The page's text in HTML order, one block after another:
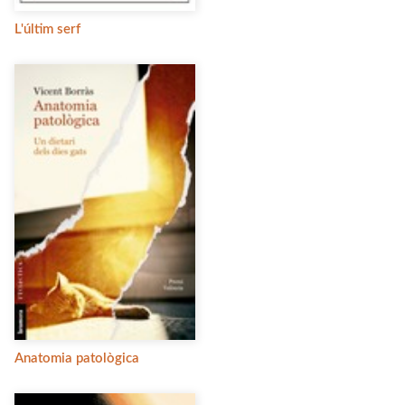
L'últim serf
Anatomia patològica